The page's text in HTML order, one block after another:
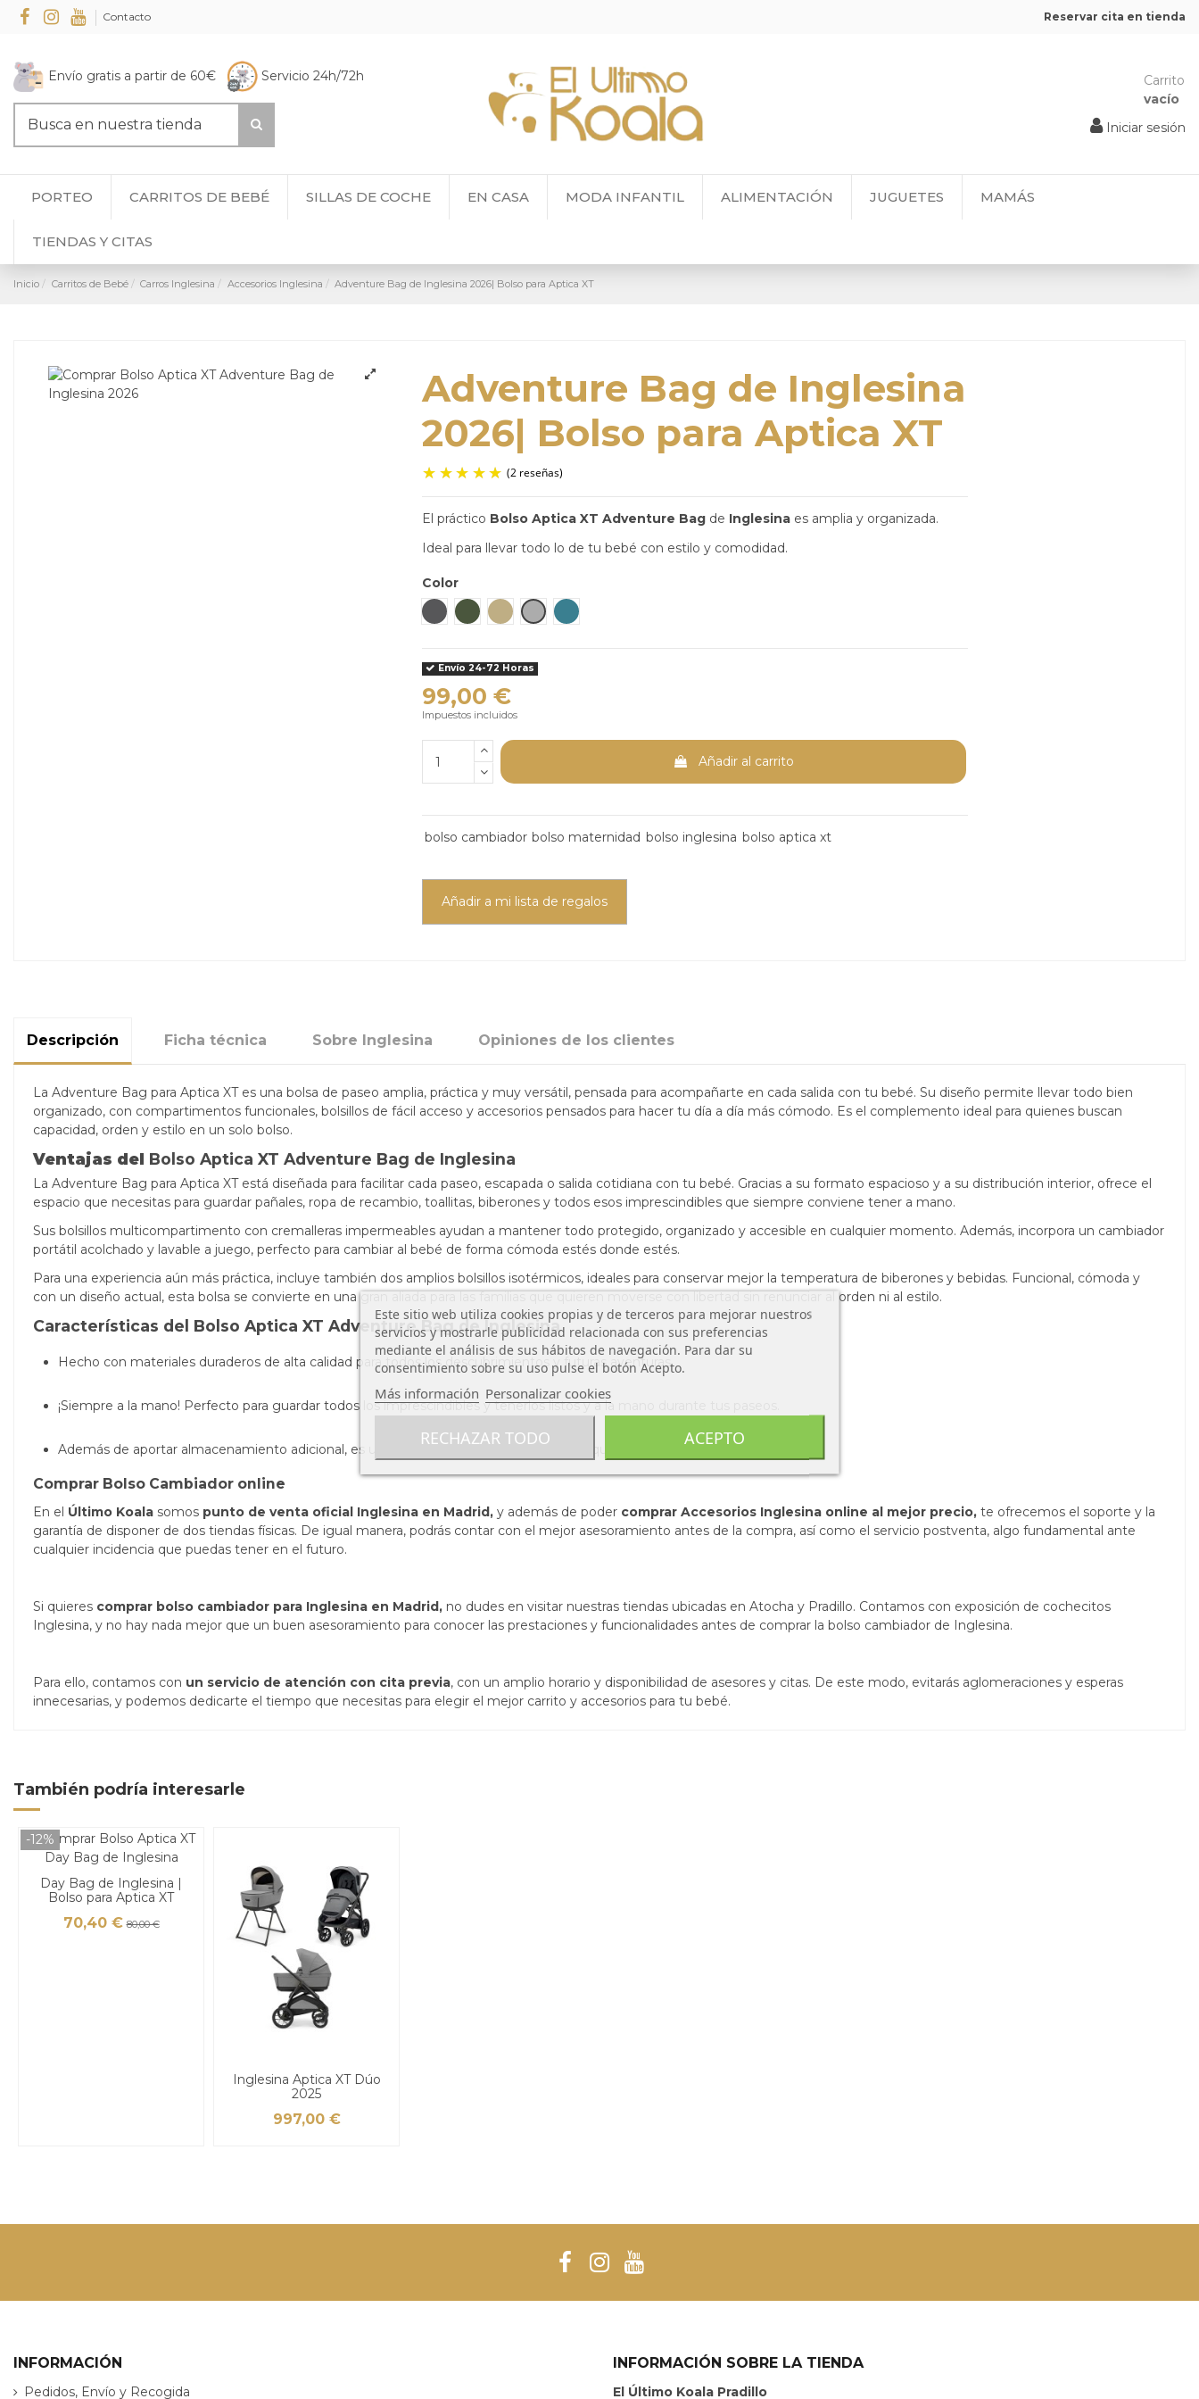
Contacto Reservar cita en tienda
Envío gratis a partir de 60€ Servicio 24h/72h
Carrito
vacío
Iniciar sesión
PORTEO CARRITOS DE BEBÉ SILLAS DE COCHE EN CASA MODA INFANTIL ALIMENTACIÓN JUGUETES MAMÁS
TIENDAS Y CITAS
Inicio Carritos de Bebé Carros Inglesina Accesorios Inglesina Adventure Bag de Inglesina 2026| Bolso para Aptica XT
Adventure Bag de Inglesina
2026| Bolso para Aptica XT
(2 reseñas)
El práctico Bolso Aptica XT Adventure Bag de Inglesinaes amplia y organizada.
Ideal para llevar todo lo de tu bebé con estilo y comodidad.
Color
Magnet Grey
Taiga GreenTundra Beige
Canyon GreyHymalaya Blue
Envío 24-72 Horas
99,00 €
Impuestos incluidos
Añadir al carrito
bolso cambiador bolso maternidad bolso inglesina bolso aptica xt
Añadir a mi lista de regalos
Descripción Ficha técnica Sobre Inglesina Opiniones de los clientes
La Adventure Bag para Aptica XT es una bolsa de paseo amplia, práctica y muy versátil, pensada para acompañarte en cada salida con tu bebé. Su diseño permite llevar todo bien
organizado, con compartimentos funcionales, bolsillos de fácil acceso y accesorios pensados para hacer tu día a día más cómodo. Es el complemento ideal para quienes buscan
capacidad, orden y estilo en un solo bolso.
Ventajas del Bolso Aptica XT Adventure Bag de Inglesina
La Adventure Bag para Aptica XT está diseñada para facilitar cada paseo, escapada o salida cotidiana con tu bebé. Gracias a su formato espacioso y a su distribución interior, ofrece el
espacio que necesitas para guardar pañales, ropa de recambio, toallitas, biberones y todos esos imprescindibles que siempre conviene tener a mano.
Sus bolsillos multicompartimento con cremalleras impermeables ayudan a mantener todo protegido, organizado y accesible en cualquier momento. Además, incorpora un cambiador
portátil acolchado y lavable a juego, perfecto para cambiar al bebé de forma cómoda estés donde estés.
Para una experiencia aún más práctica, incluye también dos amplios bolsillos isotérmicos, ideales para conservar mejor la temperatura de biberones y bebidas. Funcional, cómoda y
con un diseño actual, esta bolsa se convierte en una gran aliada para las familias que quieren moverse con libertad sin renunciar al orden ni al estilo.
Características del Bolso Aptica XT Adventure Bag de Inglesina
Hecho con materiales duraderos de alta calidad para todos los descubrimientos y futuras aventuras.
¡Siempre a la mano! Perfecto para guardar todos los imprescindibles y tenerlos listos y a la mano durante tus paseos.
Además de aportar almacenamiento adicional, es un bolso con un diseño muy bonito que quedará genial en tu Inglesina.
Comprar Bolso Cambiador online
En el Último Koala somos punto de venta oficial Inglesina en Madrid, y además de poder comprar Accesorios Inglesina online al mejor precio, te ofrecemos el soporte y la
garantía de disponer de dos tiendas físicas. De igual manera, podrás contar con el mejor asesoramiento antes de la compra, así como el servicio postventa, algo fundamental ante
cualquier incidencia que puedas tener en el futuro.
Si quieres comprar bolso cambiador para Inglesina en Madrid, no dudes en visitar nuestras tiendas ubicadas en Atocha y Pradillo. Contamos con exposición de cochecitos
Inglesina, y no hay nada mejor que un buen asesoramiento para conocer las prestaciones y funcionalidades antes de comprar la bolso cambiador de Inglesina.
Para ello, contamos con un servicio de atención con cita previa, con un amplio horario y disponibilidad de asesores y citas. De este modo, evitarás aglomeraciones y esperas
innecesarias, y podemos dedicarte el tiempo que necesitas para elegir el mejor carrito y accesorios para tu bebé.
También podría interesarle
-12%
Day Bag de Inglesina |
Bolso para Aptica XT
70,40 € 80,00 €
Inglesina Aptica XT Dúo
2025
997,00 €
INFORMACIÓN
Pedidos, Envío y Recogida
INFORMACIÓN SOBRE LA TIENDA
El Último Koala Pradillo
Este sitio web utiliza cookies propias y de terceros para mejorar nuestros
servicios y mostrarle publicidad relacionada con sus preferencias
mediante el análisis de sus hábitos de navegación. Para dar su
consentimiento sobre su uso pulse el botón Acepto.
Más información Personalizar cookies
RECHAZAR TODO ACEPTO